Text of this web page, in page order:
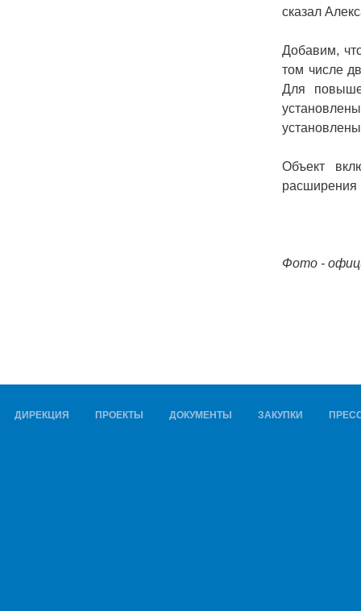
сказал
Добавим,
том числе
Для
Объект
расширения
Фото -
ДИРЕКЦИЯ ПРОЕКТЫ ДОКУМЕНТЫ ЗАКУПКИ